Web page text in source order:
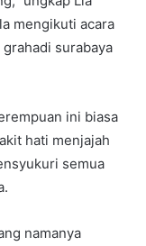
mengikuti acara
surabaya
ini biasa
hati menjajah
semua
namanya